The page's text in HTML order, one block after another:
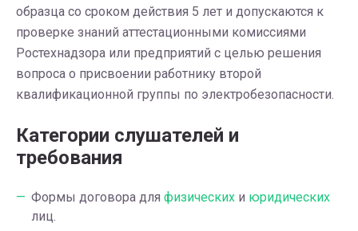
образца со сроком действия 5 лет и допускаются к
проверке знаний аттестационными комиссиями
Ростехнадзора или предприятий с целью решения
вопроса о присвоении работнику второй
квалификационной группы по электробезопасности.
Категории слушателей и
требования
Формы договора для физических и юридических
лиц.